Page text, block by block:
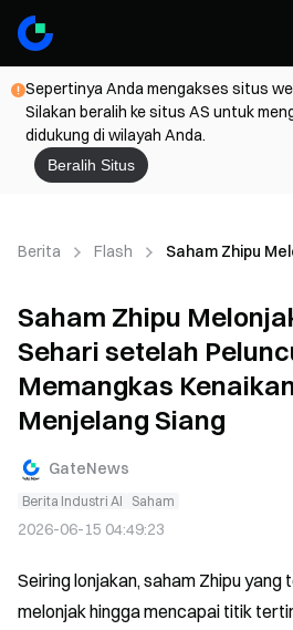
Sepertinya Anda mengakses situs
Silakan beralih ke situs AS untuk
didukung di wilayah Anda.
Beralih Situs
Berita Flash Saham Zhipu
Saham Zhipu
Sehari setelah
Memangkas
Menjelang Siang
GateNews
Berita Industri AI Saham
2026-06-15 04:49:23
Seiring lonjakan, saham Zhipu
melonjak hingga mencapai titik